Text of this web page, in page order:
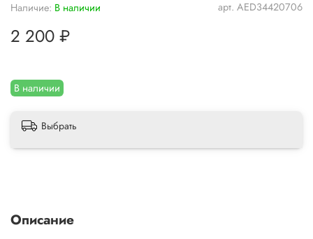
арт. AED34420706
Наличие: В наличии
В наличии
2 200 ₽
Выбрать
Описание